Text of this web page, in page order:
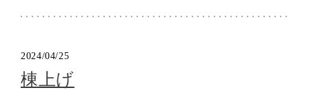
2024/04/25
棟上げ